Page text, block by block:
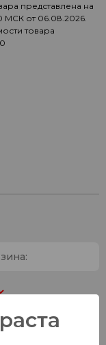
представлена на
МСК от 06.08.2026.
товара
до